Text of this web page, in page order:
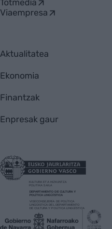
Totmedia
Viaempresa
Aktualitatea
Ekonomia
Finantzak
Enpresak gaur